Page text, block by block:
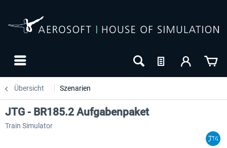
Übersicht Szenarien
JTG - BR185.2 Aufgabenpaket
Train Simulator